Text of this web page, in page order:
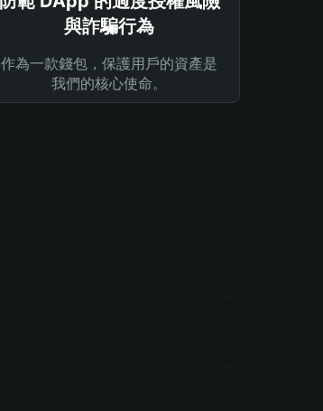
與詐騙行為
作為一款錢包，保護用戶的資產是
我們的核心使命。